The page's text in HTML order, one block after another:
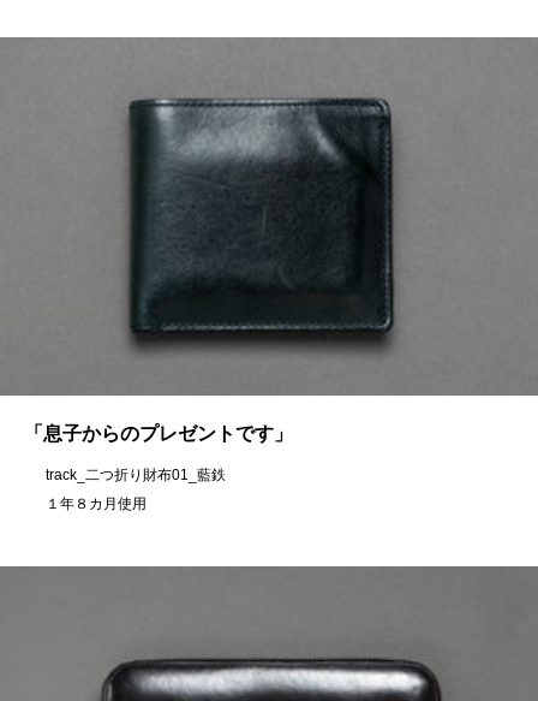
「息子からのプレゼントです」
track_二つ折り財布01_藍鉄
１年８カ月使用